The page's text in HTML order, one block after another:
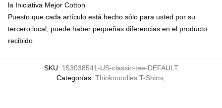
la Iniciativa Mejor Cotton
Puesto que cada artículo está hecho sólo para usted por su
tercero local, puede haber pequeñas diferencias en el producto
recibido
SKU: 153038541-US-classic-tee-DEFAULT
Categorías: Thinknoodles T-Shirts